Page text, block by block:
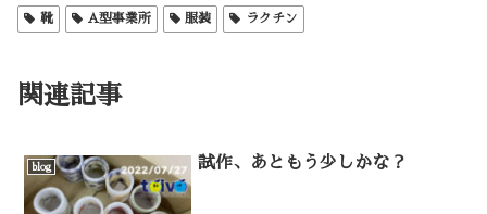
靴 A型事業所 服装 ラクチン
関連記事
blog 試作、あともう少しかな？